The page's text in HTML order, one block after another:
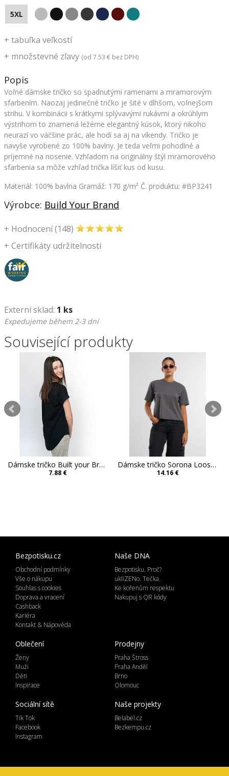
+ množstevné zľavy (od 7.53 € bez DPH)
Externí sklad: 1 ks
Expedujeme během 2-3 dní
5XL
+ tabuľka veľkostí
+ Certifikáty udržitelnosti
Popis
Voľné dámske tričko so spadnutými ramenami a mramorovým
sfarbením. Naozaj jedinečné tričko je šité v dlhšom, voľnejšom
strihu. V kombinácii s krátkymi splývavými rukávmi a okrúhlym
výstrihom to znamená ležérne elegantný kúsok, ktorý nikoho
neurazí vo väčšine prác, ale hodí sa aj na víkendy. Tričko je
navyše vyrobené zo 100% bavlny. Je teda veľmi pohodlné a
príjemné na nosenie. Vzhľadom na originálny štýl mramorového
sfarbenia sa môže vzhľad trička líšiť kus od kusu.
Materiál: 100% bavlna Gramáž: 170 g/m² Č. produktu: #BP3241
Výrobce: Build Your Brand
+ Hodnocení (148)
Související produkty
Dámske tričko Built your Brand Slub
7.88 €
Dámske tričko Sorona Loose Fit
14.16 €
Bezpotisku.cz
Obchodní podmínky
Vše o nákupu
Souhlas s cookies
Doprava a vracení
Cashback
Kariéra
Kontakt & Nápověda
Naše DNA
Bezpotisku. Proč?
ukliZENo. Tečka.
Ke kořenům respektu
Nakupuj s QR kódy
Oblečení
Ženy
Muži
Děti
Inspirace
Prodejny
Praha Štross
Praha Anděl
Brno
Olomouc
Sociální sítě
Tik Tok
Facebook
Instagram
Naše projekty
Belabel.cz
Bezkempu.cz